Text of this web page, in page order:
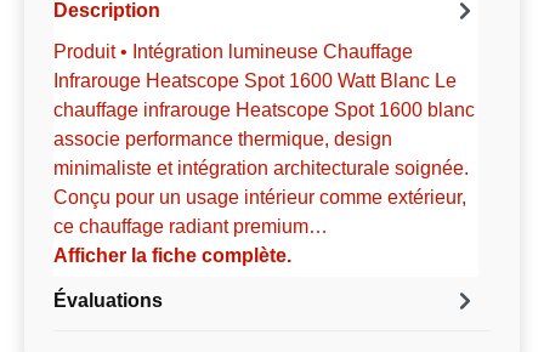
Description
Produit • Intégration lumineuse Chauffage
Infrarouge Heatscope Spot 1600 Watt Blanc Le
chauffage infrarouge Heatscope Spot 1600 blanc
associe performance thermique, design
minimaliste et intégration architecturale soignée.
Conçu pour un usage intérieur comme extérieur,
ce chauffage radiant premium…
Afficher la fiche complète.
Évaluations